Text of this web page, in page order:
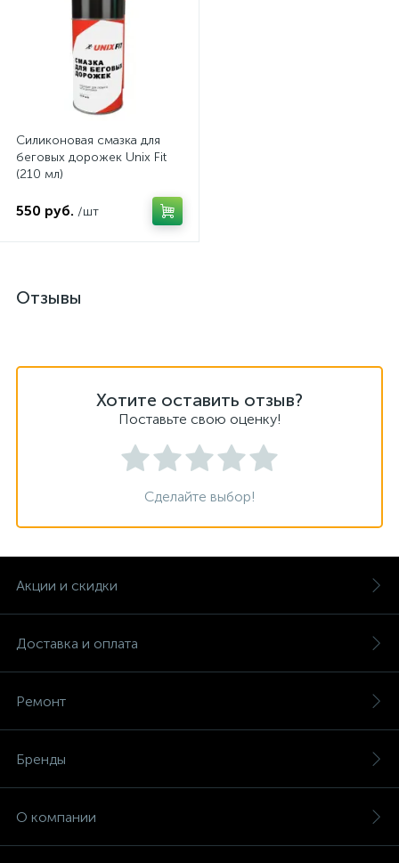
Силиконовая смазка для
беговых дорожек Unix Fit
(210 мл)
550 руб. /шт
Отзывы
Хотите оставить отзыв?
Поставьте свою оценку!
Сделайте выбор!
Акции и скидки
Доставка и оплата
Ремонт
Бренды
О компании